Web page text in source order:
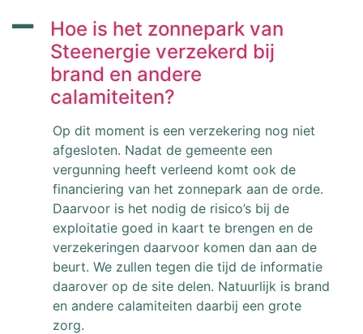
A
Hoe is het zonnepark van
Steenergie verzekerd bij
brand en andere
calamiteiten?
Op dit moment is een verzekering nog niet
afgesloten. Nadat de gemeente een
vergunning heeft verleend komt ook de
financiering van het zonnepark aan de orde.
Daarvoor is het nodig de risico’s bij de
exploitatie goed in kaart te brengen en de
verzekeringen daarvoor komen dan aan de
beurt. We zullen tegen die tijd de informatie
daarover op de site delen. Natuurlijk is brand
en andere calamiteiten daarbij een grote
zorg.